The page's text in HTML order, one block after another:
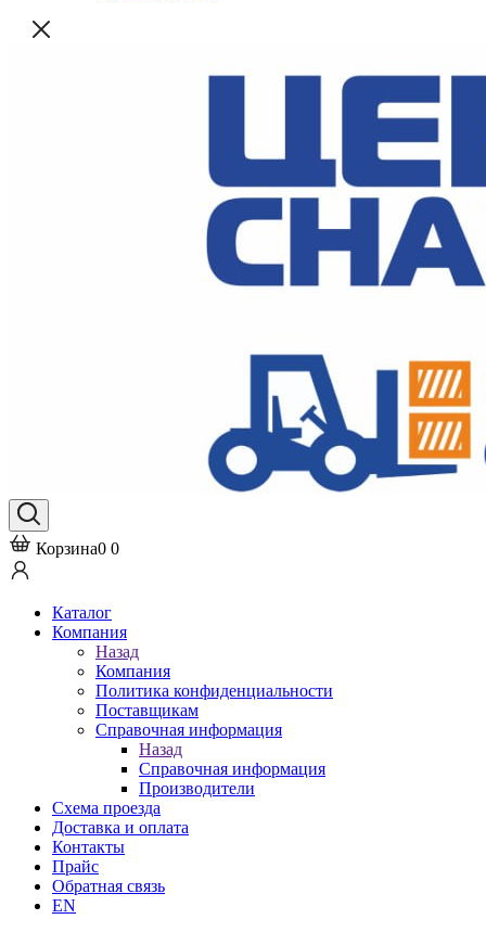
Корзина0 0
Каталог
Компания
Назад
Компания
Политика конфиденциальности
Поставщикам
Справочная информация
Назад
Справочная информация
Производители
Схема проезда
Доставка и оплата
Контакты
Прайс
Обратная связь
EN